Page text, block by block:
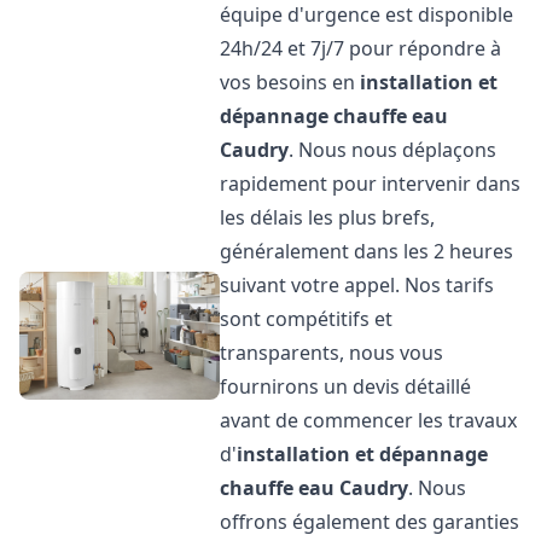
équipe d'urgence est disponible
24h/24 et 7j/7 pour répondre à
vos besoins en installation et
dépannage chauffe eau
Caudry. Nous nous déplaçons
rapidement pour intervenir dans
les délais les plus brefs,
généralement dans les 2 heures
suivant votre appel. Nos tarifs
sont compétitifs et
transparents, nous vous
fournirons un devis détaillé
avant de commencer les travaux
d'installation et dépannage
chauffe eau Caudry. Nous
offrons également des garanties